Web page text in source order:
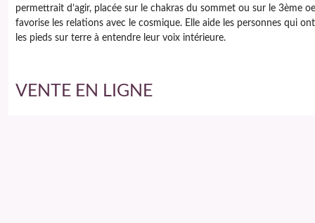
permettrait d’agir, placée sur le chakras du sommet ou sur le 3ème
favorise les relations avec le cosmique. Elle aide les personnes qui
les pieds sur terre à entendre leur voix intérieure.
VENTE EN LIGNE